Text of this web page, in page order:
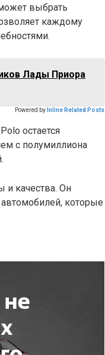
выбрать
каждому
Лады Приора
Powered by Inline Related Posts
остается
с полумиллиона
и качества. Он
которые